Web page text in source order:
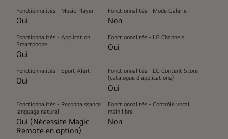
Fonctionnalités - Music Player
Oui
Fonctionnalités - Mode Galerie
Non
Fonctionnalités - Application
Smartphone
Oui
Fonctionnalités - LG Channels
Oui
Fonctionnalités - Sport Alert
Oui
Fonctionnalités - LG Content Store
(catalogue d'applications)
Oui
Fonctionnalités - Reconnaissance
language naturel
Oui (Nécessite Magic
Remote en option)
Fonctionnalités - Contrôle vocal
main libre
Non